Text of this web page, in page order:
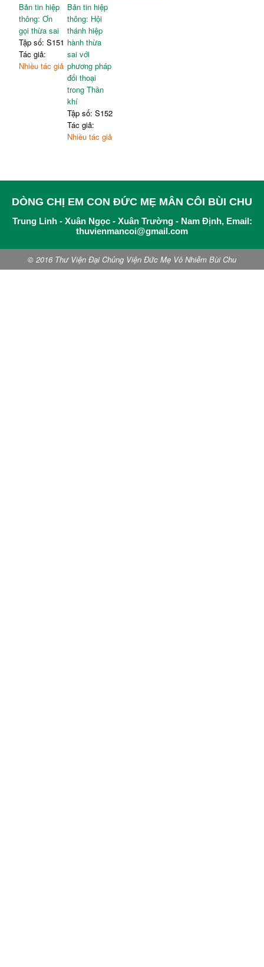
Bản tin hiệp
thông: Ơn
gọi thừa sai
Tập số: S151
Tác giả:
Nhiều tác giả
Bản tin hiệp
thông: Hội
thánh hiệp
hành thừa
sai với
phương pháp
đối thoại
trong Thần
khí
Tập số: S152
Tác giả:
Nhiều tác giả
DÒNG CHỊ EM CON ĐỨC MẸ MÂN CÔI BÙI CHU
Trung Linh - Xuân Ngọc - Xuân Trường - Nam Định, Email:
thuvienmancoi@gmail.com
© 2016 Thư Viện Đại Chủng Viện Đức Mẹ Vô Nhiễm Bùi Chu